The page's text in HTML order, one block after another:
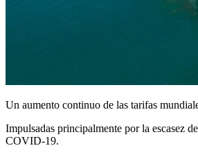
Un aumento continuo de las tarifas
Impulsadas principalmente por la escasez
COVID-19.